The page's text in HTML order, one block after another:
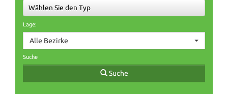
Wählen Sie den Typ
Lage:
Alle Bezirke
Suche
Suche